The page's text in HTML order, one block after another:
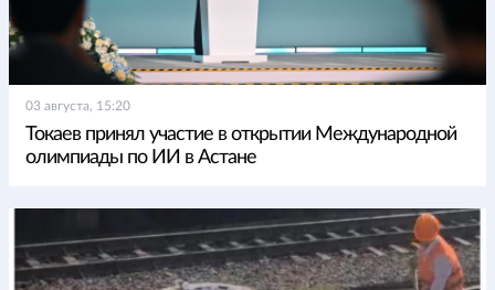
03 августа, 15:20
Токаев принял участие в открытии Международной
олимпиады по ИИ в Астане